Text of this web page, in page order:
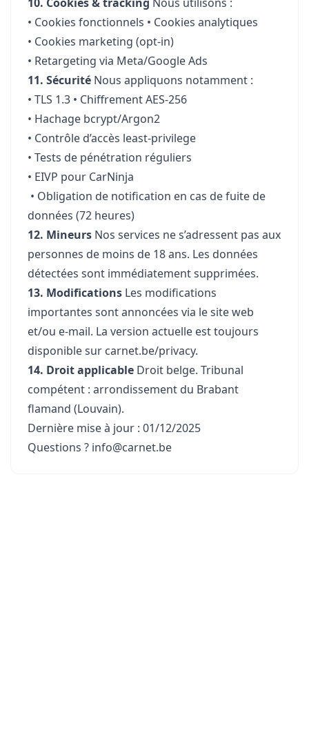
• Cookies fonctionnels • Cookies analytiques
• Cookies marketing (opt-in)
• Retargeting via Meta/Google Ads
11. Sécurité Nous appliquons notamment :
• TLS 1.3 • Chiffrement AES-256
• Hachage bcrypt/Argon2
• Contrôle d’accès least-privilege
• Tests de pénétration réguliers
• EIVP pour CarNinja
• Obligation de notification en cas de fuite de
données (72 heures)
12. Mineurs Nos services ne s’adressent pas aux
personnes de moins de 18 ans. Les données
détectées sont immédiatement supprimées.
13. Modifications Les modifications
importantes sont annoncées via le site web
et/ou e-mail. La version actuelle est toujours
disponible sur carnet.be/privacy.
14. Droit applicable Droit belge. Tribunal
compétent : arrondissement du Brabant
flamand (Louvain).
Dernière mise à jour : 01/12/2025
Questions ? info@carnet.be